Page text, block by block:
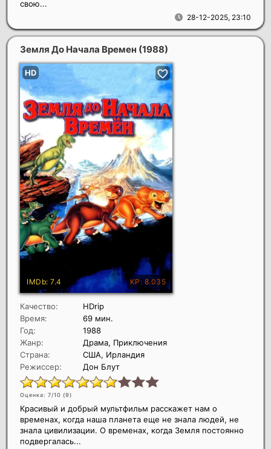
28-12-2025, 23:10
свою...
Земля До Начала Времен (1988)
Качество:
HDrip
Время:
69 мин.
Год:
1988
Жанр:
Драма, Приключения
Страна:
США, Ирландия
Режиссер:
Дон Блут
Оценка: 7/10 (9)
Красивый и добрый мультфильм расскажет нам о
временах, когда наша планета еще не знала людей, не
знала цивилизации. О временах, когда Земля постоянно
подвергалась...